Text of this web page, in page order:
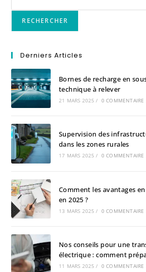
RECHERCHER
Derniers Articles
Bornes de recharge en
technique à relever
21 MARS 2025 / 0 COMMENTAIRE
Supervision des
dans les zones rurales
17 MARS 2025 / 0 COMMENTAIRE
Comment les avantages
en 2025 ?
13 MARS 2025 / 0 COMMENTAIRE
Nos conseils pour une
électrique : comment
11 MARS 2025 / 0 COMMENTAIRE